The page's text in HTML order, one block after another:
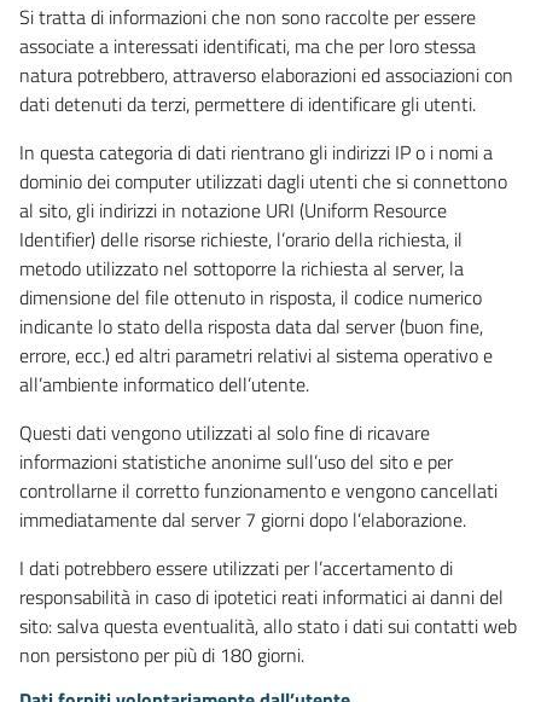
Si tratta di informazioni che non sono raccolte per essere
associate a interessati identificati, ma che per loro stessa
natura potrebbero, attraverso elaborazioni ed associazioni con
dati detenuti da terzi, permettere di identificare gli utenti.
In questa categoria di dati rientrano gli indirizzi IP o i nomi a
dominio dei computer utilizzati dagli utenti che si connettono
al sito, gli indirizzi in notazione URI (Uniform Resource
Identifier) delle risorse richieste, l’orario della richiesta, il
metodo utilizzato nel sottoporre la richiesta al server, la
dimensione del file ottenuto in risposta, il codice numerico
indicante lo stato della risposta data dal server (buon fine,
errore, ecc.) ed altri parametri relativi al sistema operativo e
all’ambiente informatico dell’utente.
Questi dati vengono utilizzati al solo fine di ricavare
informazioni statistiche anonime sull’uso del sito e per
controllarne il corretto funzionamento e vengono cancellati
immediatamente dal server 7 giorni dopo l’elaborazione.
I dati potrebbero essere utilizzati per l’accertamento di
responsabilità in caso di ipotetici reati informatici ai danni del
sito: salva questa eventualità, allo stato i dati sui contatti web
non persistono per più di 180 giorni.